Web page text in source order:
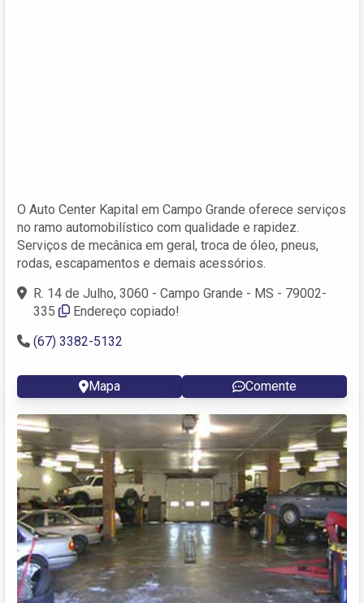
O Auto Center Kapital em Campo Grande oferece serviços
no ramo automobilístico com qualidade e rapidez.
Serviços de mecânica em geral, troca de óleo, pneus,
rodas, escapamentos e demais acessórios.
R. 14 de Julho, 3060 - Campo Grande - MS - 79002-
335
Endereço copiado!
(67) 3382-5132
Mapa Comente